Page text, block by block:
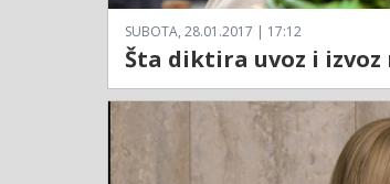
SUBOTA, 28.01.2017 | 17:12
Šta diktira uvoz i izvoz